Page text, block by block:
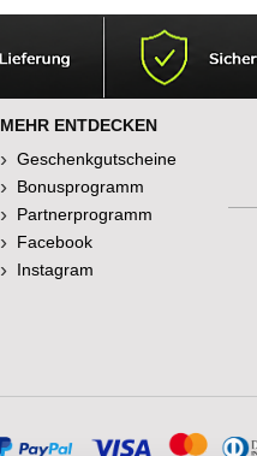
MEHR ENTDECKEN
Geschenkgutscheine
Bonusprogramm
Partnerprogramm
Facebook
Instagram